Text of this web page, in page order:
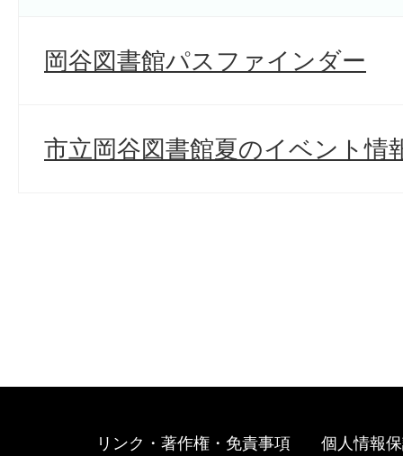
岡谷図書館パスファインダー
市立岡谷図書館夏のイベント情
リンク・著作権・免責事項 個人情報